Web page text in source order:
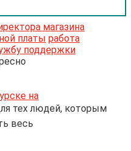
магазина
платы работа
поддержки
на
тех людей, которым
весь